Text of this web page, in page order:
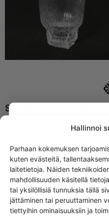
Hallinnoi
Parhaan kokemuksen
kuten evästeitä,
laitetietoja. Näiden
mahdollisuuden käsitellä
tai yksilöllisiä tunnuksia tällä
jättäminen tai peruuttaminen
tiettyihin ominaisuuksiin ja
SAMANKALTAISET
Yes! I